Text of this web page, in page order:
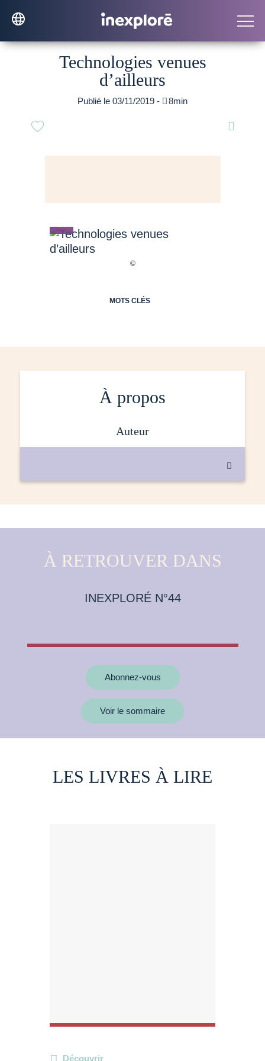
Technologies venues
d’ailleurs
Publié le 03/11/2019 - 8min

MOTS CLÉS
À propos
auteur

À RETROUVER DANS
INEXPLORÉ N°44
Abonnez-vous
Voir le sommaire
LES LIVRES À LIRE
Découvrir